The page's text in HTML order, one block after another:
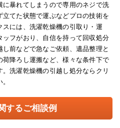
暴れてしまうので専用のネジで洗
てた状態で運ぶなどプロの技術を
には、洗濯乾燥機の引取り・運
フがおり、自信を持って回収処分
前などで急なご依頼、遺品整理と
降ろし運搬など、様々な条件下で
洗濯乾燥機の引越し処分ならクリ
するご相談例